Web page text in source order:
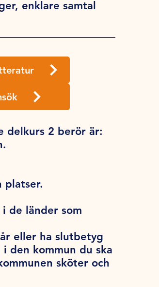
enklare samtal
delkurs 2 berör är:
platser.
de länder som
eller ha slutbetyg
den kommun du ska
sköter och